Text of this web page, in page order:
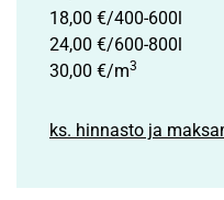
18,00 €/400-600l
24,00 €/600-800l
30,00 €/m3
ks. hinnasto ja